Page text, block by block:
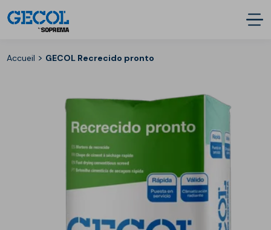
Accueil > GECOL Recrecido pronto